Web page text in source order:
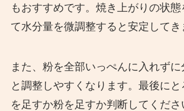
もおすすめです。焼き上がりの状態
て水分量を微調整すると安定してき
また、粉を全部いっぺんに入れず
と調整しやすくなります。最後に
を足すか粉を足すか判断してくださ